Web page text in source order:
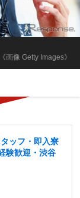
《画像 Getty Images》
ッフ・即入寮
験歓迎・渋谷